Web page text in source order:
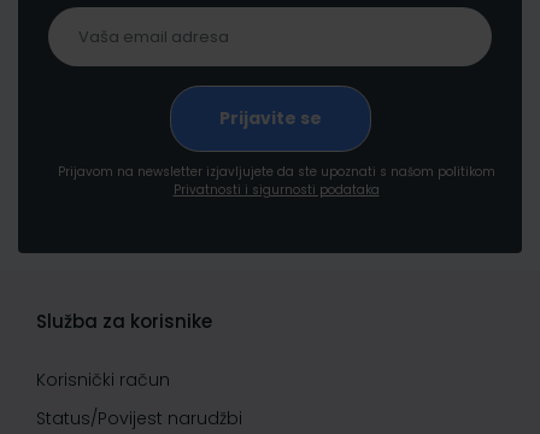
Prijavom na newsletter izjavljujete da ste upoznati s našom politikom
Privatnosti i sigurnosti podataka
Služba za korisnike
Korisnički račun
Status/Povijest narudžbi